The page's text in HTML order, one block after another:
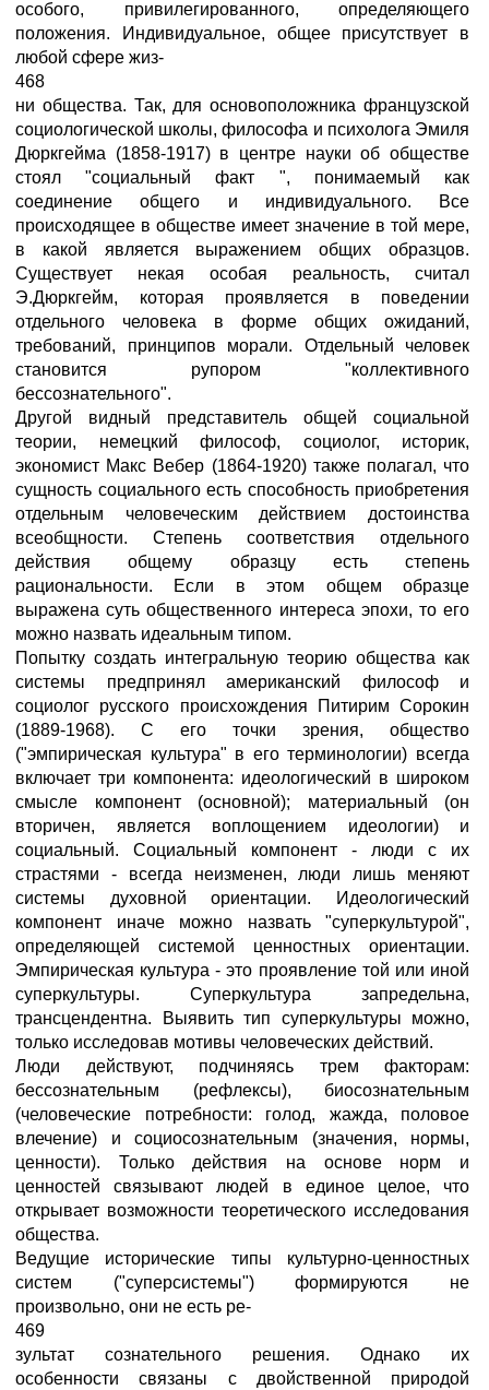
особого, привилегированного, определяющего
положения. Индивидуальное, общее присутствует в
любой сфере жиз-
468
ни общества. Так, для основоположника французской
социологической школы, философа и психолога Эмиля
Дюркгейма (1858-1917) в центре науки об обществе
стоял "социальный факт ", понимаемый как
соединение общего и индивидуального. Все
происходящее в обществе имеет значение в той мере,
в какой является выражением общих образцов.
Существует некая особая реальность, считал
Э.Дюркгейм, которая проявляется в поведении
отдельного человека в форме общих ожиданий,
требований, принципов морали. Отдельный человек
становится рупором "коллективного
бессознательного".
Другой видный представитель общей социальной
теории, немецкий философ, социолог, историк,
экономист Макс Вебер (1864-1920) также полагал, что
сущность социального есть способность приобретения
отдельным человеческим действием достоинства
всеобщности. Степень соответствия отдельного
действия общему образцу есть степень
рациональности. Если в этом общем образце
выражена суть общественного интереса эпохи, то его
можно назвать идеальным типом.
Попытку создать интегральную теорию общества как
системы предпринял американский философ и
социолог русского происхождения Питирим Сорокин
(1889-1968). С его точки зрения, общество
("эмпирическая культура" в его терминологии) всегда
включает три компонента: идеологический в широком
смысле компонент (основной); материальный (он
вторичен, является воплощением идеологии) и
социальный. Социальный компонент - люди с их
страстями - всегда неизменен, люди лишь меняют
системы духовной ориентации. Идеологический
компонент иначе можно назвать "суперкультурой",
определяющей системой ценностных ориентации.
Эмпирическая культура - это проявление той или иной
суперкультуры. Суперкультура запредельна,
трансцендентна. Выявить тип суперкультуры можно,
только исследовав мотивы человеческих действий.
Люди действуют, подчиняясь трем факторам:
бессознательным (рефлексы), биосознательным
(человеческие потребности: голод, жажда, половое
влечение) и социосознательным (значения, нормы,
ценности). Только действия на основе норм и
ценностей связывают людей в единое целое, что
открывает возможности теоретического исследования
общества.
Ведущие исторические типы культурно-ценностных
систем ("суперсистемы") формируются не
произвольно, они не есть ре-
469
зультат сознательного решения. Однако их
особенности связаны с двойственной природой